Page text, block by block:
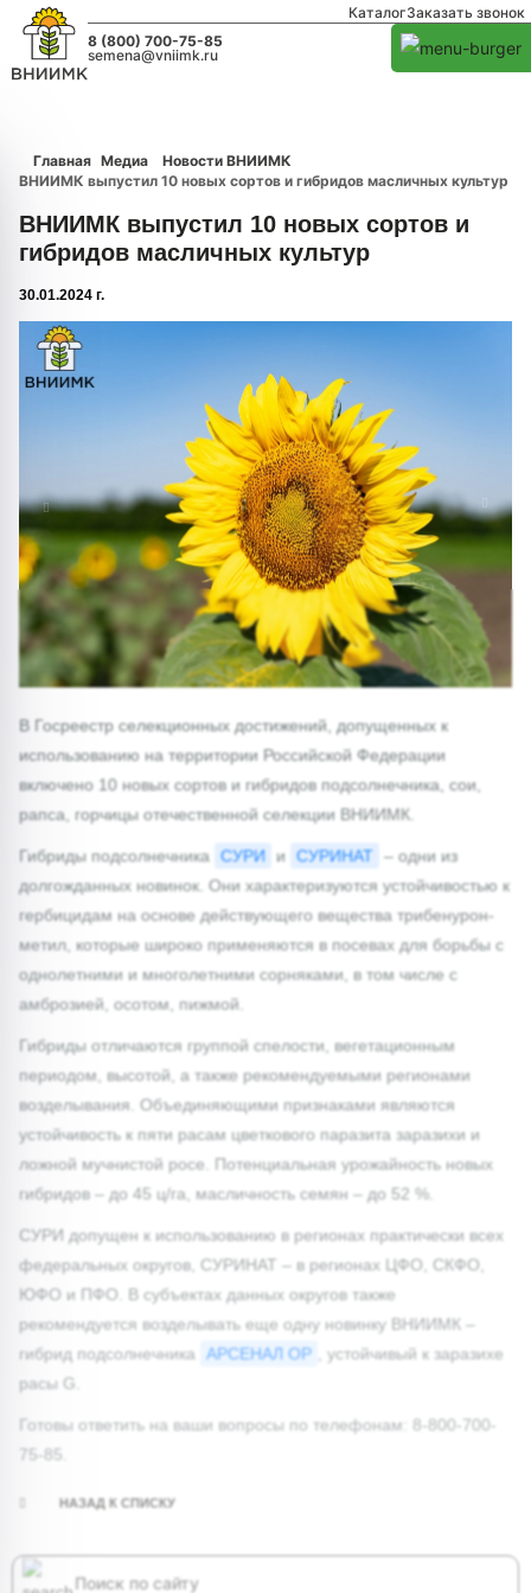
КаталогЗаказать звонок
8 (800) 700-75-85
semena@vniimk.ru
Главная Медиа
Новости ВНИИМК
ВНИИМК выпустил 10 новых сортов и гибридов масличных культур
ВНИИМК выпустил 10 новых сортов и
гибридов масличных культур
30.01.2024 г.
1/0
В Госреестр селекционных достижений, допущенных к
использованию на территории Российской Федерации
включено 10 новых сортов и гибридов подсолнечника, сои,
рапса, горчицы отечественной селекции ВНИИМК.
Гибриды подсолнечника СУРИ и СУРИНАТ – одни из
долгожданных новинок. Они характеризуются устойчивостью к
гербицидам на основе действующего вещества трибенурон-
метил, которые широко применяются в посевах для борьбы с
однолетними и многолетними сорняками, в том числе с
амброзией, осотом, пижмой.
Гибриды отличаются группой спелости, вегетационным
периодом, высотой, а также рекомендуемыми регионами
возделывания. Объединяющими признаками являются
устойчивость к пяти расам цветкового паразита заразихи и
ложной мучнистой росе. Потенциальная урожайность новых
гибридов – до 45 ц/га, масличность семян – до 52 %.
СУРИ допущен к использованию в регионах практически всех
федеральных округов, СУРИНАТ ­– в регионах ЦФО, СКФО,
ЮФО и ПФО. В субъектах данных округов также
рекомендуется возделывать еще одну новинку ВНИИМК –
гибрид подсолнечника АРСЕНАЛ ОР
, устойчивый к заразихе
расы G.
Готовы ответить на ваши вопросы по телефонам: 8-800-700-
75-85.
НАЗАД К СПИСКУ